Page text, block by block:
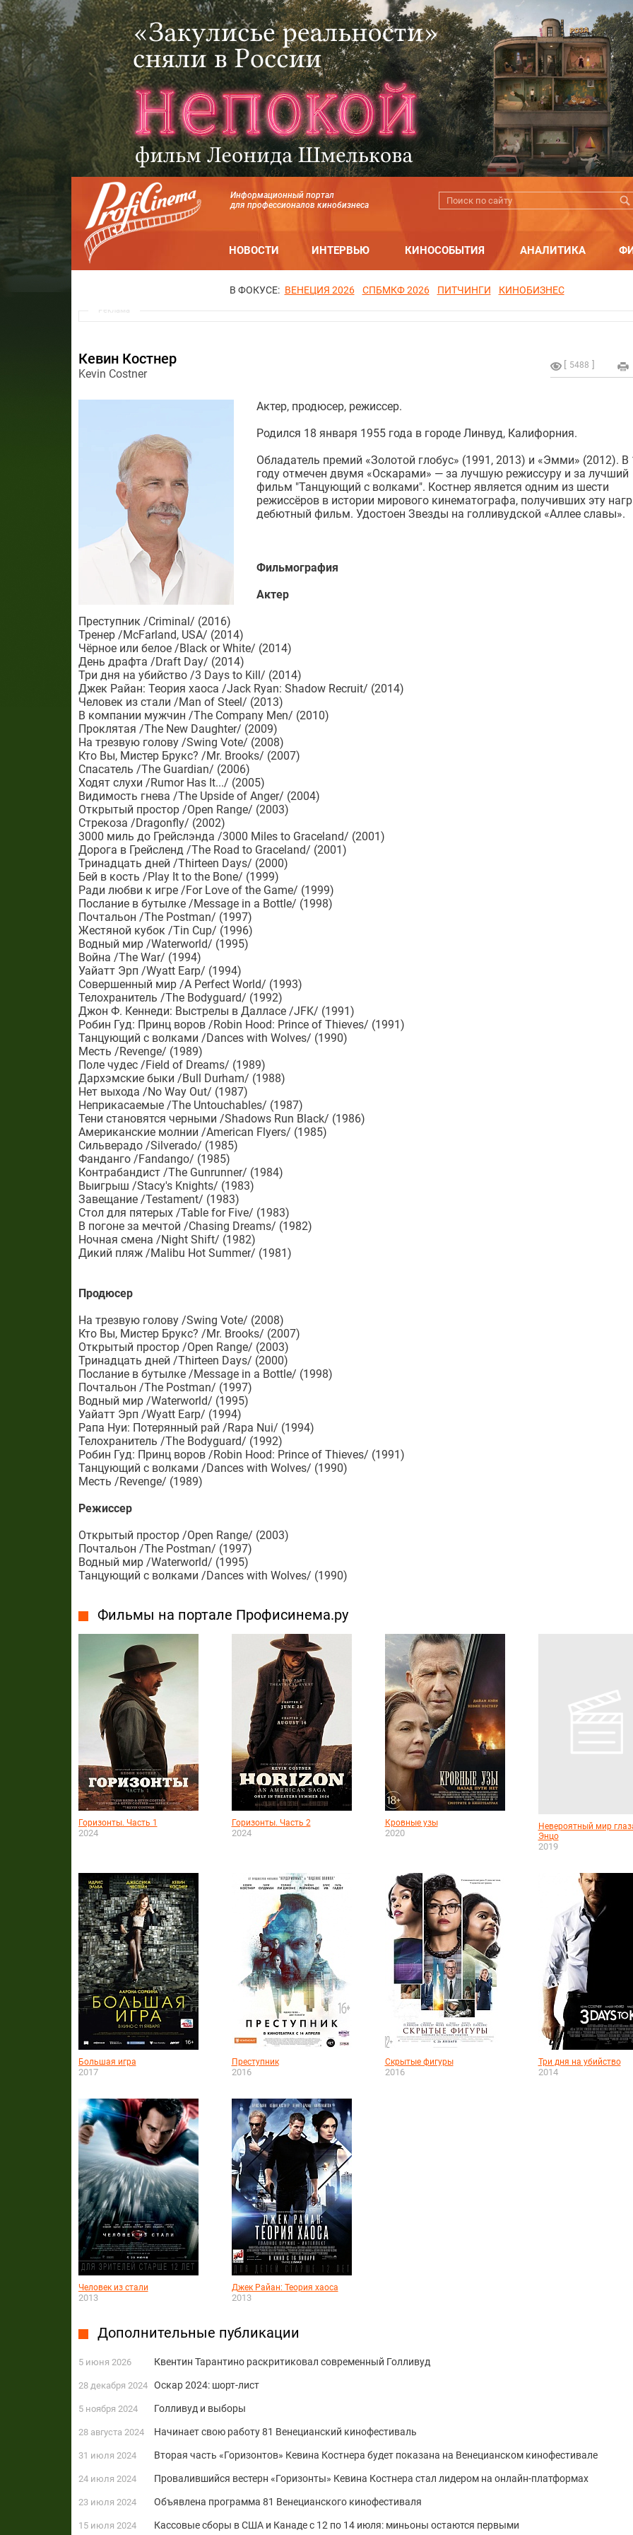
Информационный портал
для профессионалов кинобизнеса
НОВОСТИ ИНТЕРВЬЮ КИНОСОБЫТИЯ АНАЛИТИКА
В ФОКУСЕ: ВЕНЕЦИЯ 2026 СПБМКФ 2026 ПИТЧИНГИ КИНОБИЗНЕС
Реклама
5488
Кевин Костнер
Kevin Costner
Актер, продюсер, режиссер.
Родился 18 января 1955 года в городе Линвуд, Калифорния.
Обладатель премий «Золотой глобус» (1991, 2013) и «Эмми» (2012). В
году отмечен двумя «Оскарами» — за лучшую режиссуру и за лучший
фильм "Танцующий с волками". Костнер является одним из шести
режиссёров в истории мирового кинематографа, получивших эту
дебютный фильм. Удостоен Звезды на голливудской «Аллее славы».
Фильмография
Актер
Преступник /Criminal/ (2016)
Тренер /McFarland, USA/ (2014)
Чёрное или белое /Black or White/ (2014)
День драфта /Draft Day/ (2014)
Три дня на убийство /3 Days to Kill/ (2014)
Джек Райан: Теория хаоса /Jack Ryan: Shadow Recruit/ (2014)
Человек из стали /Man of Steel/ (2013)
В компании мужчин /The Company Men/ (2010)
Проклятая /The New Daughter/ (2009)
На трезвую голову /Swing Vote/ (2008)
Кто Вы, Мистер Брукс? /Mr. Brooks/ (2007)
Спасатель /The Guardian/ (2006)
Ходят слухи /Rumor Has It.../ (2005)
Видимость гнева /The Upside of Anger/ (2004)
Открытый простор /Open Range/ (2003)
Стрекоза /Dragonfly/ (2002)
3000 миль до Грейслэнда /3000 Miles to Graceland/ (2001)
Дорога в Грейсленд /The Road to Graceland/ (2001)
Тринадцать дней /Thirteen Days/ (2000)
Бей в кость /Play It to the Bone/ (1999)
Ради любви к игре /For Love of the Game/ (1999)
Послание в бутылке /Message in a Bottle/ (1998)
Почтальон /The Postman/ (1997)
Жестяной кубок /Tin Cup/ (1996)
Водный мир /Waterworld/ (1995)
Война /The War/ (1994)
Уайатт Эрп /Wyatt Earp/ (1994)
Совершенный мир /A Perfect World/ (1993)
Телохранитель /The Bodyguard/ (1992)
Джон Ф. Кеннеди: Выстрелы в Далласе /JFK/ (1991)
Робин Гуд: Принц воров /Robin Hood: Prince of Thieves/ (1991)
Танцующий с волками /Dances with Wolves/ (1990)
Месть /Revenge/ (1989)
Поле чудес /Field of Dreams/ (1989)
Дархэмские быки /Bull Durham/ (1988)
Нет выхода /No Way Out/ (1987)
Неприкасаемые /The Untouchables/ (1987)
Тени становятся черными /Shadows Run Black/ (1986)
Американские молнии /American Flyers/ (1985)
Сильверадо /Silverado/ (1985)
Фанданго /Fandango/ (1985)
Контрабандист /The Gunrunner/ (1984)
Выигрыш /Stacy's Knights/ (1983)
Завещание /Testament/ (1983)
Стол для пятерых /Table for Five/ (1983)
В погоне за мечтой /Chasing Dreams/ (1982)
Ночная смена /Night Shift/ (1982)
Дикий пляж /Malibu Hot Summer/ (1981)
Продюсер
На трезвую голову /Swing Vote/ (2008)
Кто Вы, Мистер Брукс? /Mr. Brooks/ (2007)
Открытый простор /Open Range/ (2003)
Тринадцать дней /Thirteen Days/ (2000)
Послание в бутылке /Message in a Bottle/ (1998)
Почтальон /The Postman/ (1997)
Водный мир /Waterworld/ (1995)
Уайатт Эрп /Wyatt Earp/ (1994)
Рапа Нуи: Потерянный рай /Rapa Nui/ (1994)
Телохранитель /The Bodyguard/ (1992)
Робин Гуд: Принц воров /Robin Hood: Prince of Thieves/ (1991)
Танцующий с волками /Dances with Wolves/ (1990)
Месть /Revenge/ (1989)
Режиссер
Открытый простор /Open Range/ (2003)
Почтальон /The Postman/ (1997)
Водный мир /Waterworld/ (1995)
Танцующий с волками /Dances with Wolves/ (1990)
Фильмы на портале Профисинема.ру
Горизонты. Часть 1
2024
Горизонты. Часть 2
2024
Кровные узы
2020
Невероятный мир
Энцо
2019
Большая игра
2017
Преступник
2016
Скрытые фигуры
2016
Три дня на убийство
2014
Человек из стали
2013
Джек Райан: Теория хаоса
2013
Дополнительные публикации
5 июня 2026 Квентин Тарантино раскритиковал современный Голливуд
28 декабря 2024 Оскар 2024: шорт-лист
5 ноября 2024 Голливуд и выборы
28 августа 2024 Начинает свою работу 81 Венецианский кинофестиваль
31 июля 2024 Вторая часть «Горизонтов» Кевина Костнера будет показана на Венецианском кинофестивале
24 июля 2024 Провалившийся вестерн «Горизонты» Кевина Костнера стал лидером на онлайн-платформах
23 июля 2024 Объявлена программа 81 Венецианского кинофестиваля
15 июля 2024 Кассовые сборы в США и Канаде с 12 по 14 июля: миньоны остаются первыми